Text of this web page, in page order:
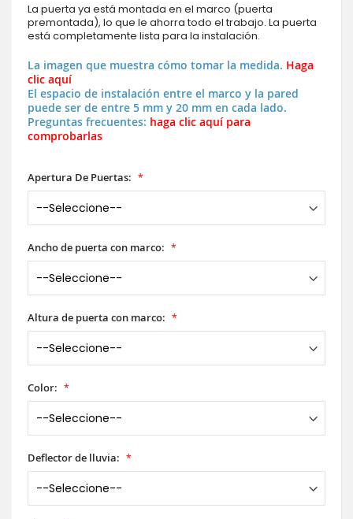
La puerta ya está montada en el marco (puerta
premontada), lo que le ahorra todo el trabajo. La puerta
está completamente lista para la instalación.
La imagen que muestra cómo tomar la medida. Haga
clic aquí
El espacio de instalación entre el marco y la pared
puede ser de entre 5 mm y 20 mm en cada lado.
Preguntas frecuentes: haga clic aquí para
comprobarlas
Apertura De Puertas:
Ancho de puerta con marco:
Altura de puerta con marco:
Color:
Deflector de lluvia: